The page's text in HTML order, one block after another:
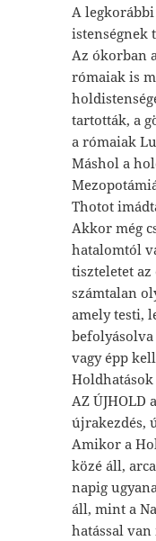
A
istenségnek
Az ókorban
rómaiak is
tartották, a
a rómaiak
Máshol a
Thotot
Akkor még
hatalomtól
tiszteletet
számtalan
amely testi,
vagy épp
Holdhatások
AZ ÚJHOLD
újrakezdés,
Amikor a
közé áll,
napig
áll, mint a
hatással